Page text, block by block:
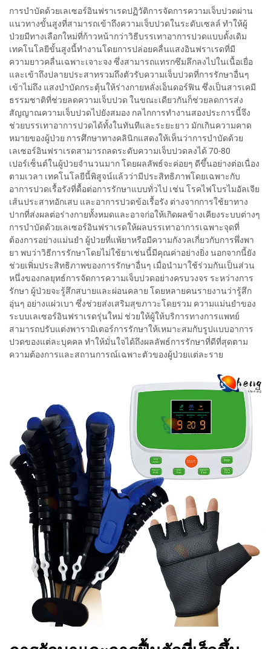
การบำบัดด้วยเลเซอร์อินฟราเรดปฏิวัติการจัดการความเจ็บปวดผ่าน
แนวทางขั้นสูงที่สามารถเข้าถึงความเจ็บปวดในระดับเซลล์ ทำให้ผู้
ป่วยมีทางเลือกใหม่ที่ก้าวหน้ากว่าวิธีบรรเทาอาการปวดแบบดั้งเดิม
เทคโนโลยีขั้นสูงนี้ทำงานโดยการปล่อยคลื่นแสงอินฟราเรดที่มี
ความยาวคลื่นเฉพาะเจาะจง ซึ่งสามารถแทรกซึมลึกลงไปในเนื้อเยื่อ
และเข้าถึงปลายประสาทรวมถึงตัวรับความเจ็บปวดที่การรักษาอื่นๆ
เข้าไม่ถึง แสงบำบัดกระตุ้นให้ร่างกายหลั่งเอ็นดอร์ฟิน ซึ่งเป็นสารเคมี
ธรรมชาติที่ช่วยลดความเจ็บปวด ในขณะเดียวกันก็ช่วยลดการส่ง
สัญญาณความเจ็บปวดไปยังสมอง กลไกการทำงานสองประการนี้จึง
ช่วยบรรเทาอาการปวดได้ทั้งในทันทีและระยะยาว มักเกินความคาด
หมายของผู้ป่วย การศึกษาทางคลินิกแสดงให้เห็นว่าการบำบัดด้วย
เลเซอร์อินฟราเรดสามารถลดระดับความเจ็บปวดลงได้ 70-80
เปอร์เซ็นต์ในผู้ป่วยจำนวนมาก โดยผลลัพธ์จะค่อยๆ ดีขึ้นอย่างต่อเนื่อง
ตามเวลา เทคโนโลยีนี้พิสูจน์แล้วว่ามีประสิทธิภาพโดยเฉพาะกับ
อาการปวดเรื้อรังที่ดื้อต่อการรักษาแบบทั่วไป เช่น โรคไฟโบรไมอัลเจีย
เส้นประสาทอักเสบ และอาการปวดข้อเรื้อรัง ต่างจากการใช้ยาทาง
ปากที่ส่งผลต่อร่างกายทั้งหมดและอาจก่อให้เกิดผลข้างเคียงระบบต่างๆ
การบำบัดด้วยเลเซอร์อินฟราเรดให้ผลบรรเทาอาการเฉพาะจุดที่
ต้องการอย่างแม่นยำ ผู้ป่วยที่แพ้ยาหรือมีความกังวลเกี่ยวกับการพึ่งพา
ยา พบว่าวิธีการรักษาโดยไม่ใช้ยาเช่นนี้มีคุณค่าอย่างยิ่ง นอกจากนี้ยัง
ช่วยเพิ่มประสิทธิภาพของการรักษาอื่นๆ เมื่อนำมาใช้ร่วมกันเป็นส่วน
หนึ่งของกลยุทธ์การจัดการความเจ็บปวดอย่างครบวงจร ระหว่างการ
รักษา ผู้ป่วยจะรู้สึกสบายและผ่อนคลาย โดยหลายคนรายงานว่ารู้สึก
อุ่นๆ อย่างแผ่วเบา ซึ่งช่วยส่งเสริมสุขภาวะโดยรวม ความแม่นยำของ
ระบบเลเซอร์อินฟราเรดรุ่นใหม่ ช่วยให้ผู้ให้บริการทางการแพทย์
สามารถปรับแต่งพารามิเตอร์การรักษาให้เหมาะสมกับรูปแบบอาการ
ปวดของแต่ละบุคคล ทำให้มั่นใจได้ถึงผลลัพธ์การรักษาที่ดีที่สุดตาม
ความต้องการและสถานการณ์เฉพาะตัวของผู้ป่วยแต่ละราย